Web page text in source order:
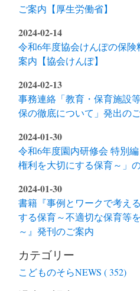
ご案内【厚生労働省】
2024-02-14
令和6年度協会けんぽの保
案内【協会けんぽ】
2024-02-13
事務連絡「教育・保育施設
保の徹底について」発出の
2024-01-30
令和6年度園内研修会 特別
権利を大切にする保育～」
2024-01-30
書籍『事例とワークで考え
する保育～不適切な保育等
～』発刊のご案内
カテゴリー
こどものそらNEWS ( 352)